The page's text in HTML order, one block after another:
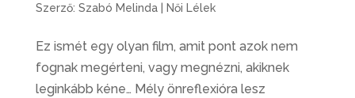
Szerző: Szabó Melinda| Női Lélek
Ez ismét egy olyan film, amit pont azok nem
fognak megérteni, vagy megnézni, akiknek
leginkább kéne… Mély önreflexióra lesz